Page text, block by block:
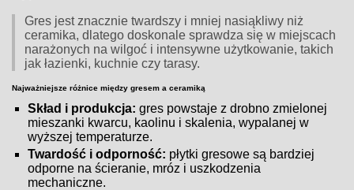
Gres jest znacznie twardszy i mniej nasiąkliwy niż
ceramika, dlatego doskonale sprawdza się w miejscach
narażonych na wilgoć i intensywne użytkowanie, takich
jak łazienki, kuchnie czy tarasy.
Najważniejsze różnice między gresem a ceramiką
Skład i produkcja: gres powstaje z drobno zmielonej
mieszanki kwarcu, kaolinu i skalenia, wypalanej w
wyższej temperaturze.
Twardość i odporność: płytki gresowe są bardziej
odporne na ścieranie, mróz i uszkodzenia
mechaniczne.